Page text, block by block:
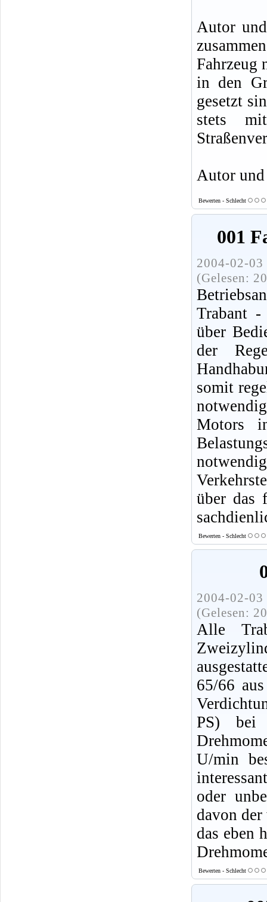
Autor
Fahrzeug
in den
gesetzt
stets
Autor
Bewerten - Schlecht
001
2004-02-
(Gelesen:
Trabant
über
der
somit
Motors
über das
Bewerten - Schlecht
2004-02-
(Gelesen:
Alle
65/66
PS) bei
U/min
oder
davon
das eben
Bewerten - Schlecht